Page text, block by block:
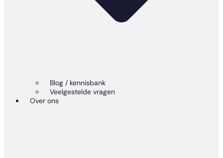
Blog / kennisbank
Veelgestelde vragen
Over ons